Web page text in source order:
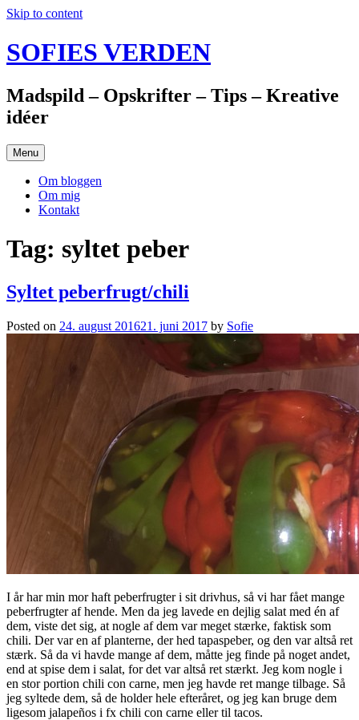
Skip to content
SOFIES VERDEN
Madspild – Opskrifter – Tips – Kreative
idéer
Menu
Om bloggen
Om mig
Kontakt
Tag: syltet peber
Syltet peberfrugt/chili
Posted on 24. august 201621. juni 2017 by Sofie
I år har min mor haft peberfrugter i sit drivhus, så vi har fået mange
peberfrugter af hende. Men da jeg lavede en dejlig salat med én af
dem, viste det sig, at nogle af dem var meget stærke, faktisk som
chili. Der var en af planterne, der hed tapaspeber, og den var altså ret
stærk. Så da vi havde mange af dem, måtte jeg finde på noget andet,
end at spise dem i salat, for det var altså ret stærkt. Jeg kom nogle i
en stor portion chili con carne, men jeg havde ret mange tilbage. Så
jeg syltede dem, så de holder hele efteråret, og jeg kan bruge dem
ligesom jalapeños i fx chili con carne eller til tacos.